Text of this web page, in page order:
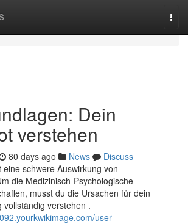
Dein
verstehen
80 days ago News
Discuss
eine schwere Auswirkung von
die Medizinisch-Psychologische
musst du die Ursachen für dein
vollständig verstehen .
user